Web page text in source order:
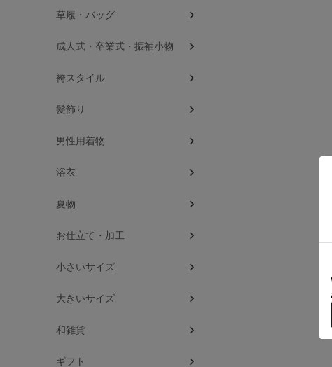
草履・バッグ
成人式・卒業式・振袖小物
袴スタイル
髪飾り
男性用着物
浴衣
夏物
お仕立て・加工
小さいサイズ
大きいサイズ
和雑貨
ギフト